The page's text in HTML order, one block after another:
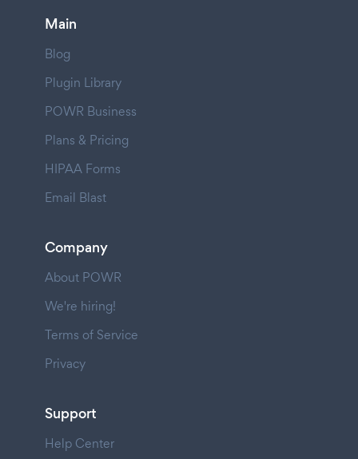
Main
Blog
Plugin Library
POWR Business
Plans & Pricing
HIPAA Forms
Email Blast
Company
About POWR
We're hiring!
Terms of Service
Privacy
Support
Help Center